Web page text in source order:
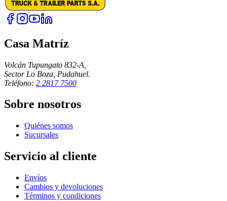
Casa Matríz
Volcán Tupungato 832-A,
Sector Lo Boza, Pudahuel.
Teléfono: 2 2817 7500
Sobre nosotros
Quiénes somos
Sucursales
Servicio al cliente
Envíos
Cambios y devoluciones
Términos y condiciones